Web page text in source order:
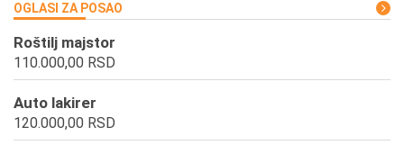
OGLASI ZA POSAO
Roštilj majstor
110.000,00 RSD
Auto lakirer
120.000,00 RSD